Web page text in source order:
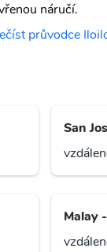
náručí.
průvodce
San
Malay